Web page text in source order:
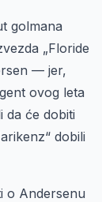
golmana
„Floride
— jer,
ovog leta
da će dobiti
dobili
o Andersenu